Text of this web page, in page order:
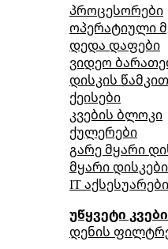
პროცესორები
ოპერატიული
დედა დაფები
ვიდეო
დისკის
ქეისები
კვების ბლოკი
ქულერები
გარე მყარი
მყარი
IT აქსესუარები
უწყვეტი
დენის